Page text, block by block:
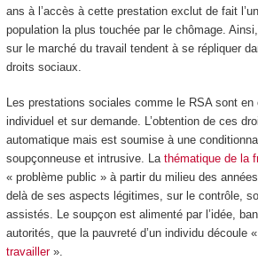
ans à l’accès à cette prestation exclut de fait
population la plus touchée par le chômage.
sur le marché du travail tendent à se répliquer
droits sociaux.
Les prestations sociales comme le RSA sont
individuel et sur demande. L’obtention de ces
automatique mais est soumise à une
soupçonneuse et intrusive. La thématique de la
« problème public » à partir du milieu des
delà de ses aspects légitimes, sur le contrôle,
assistés. Le soupçon est alimenté par l’idée,
autorités, que la pauvreté d’un individu découle «
travailler».